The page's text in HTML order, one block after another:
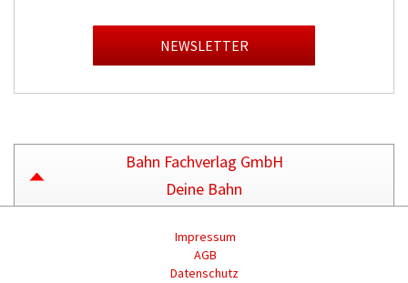
NEWSLETTER
Bahn Fachverlag GmbH
Deine Bahn
Impressum
AGB
Datenschutz